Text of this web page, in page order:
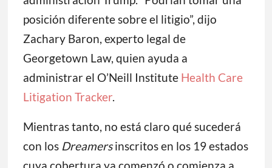
posición diferente sobre el litigio”, dijo
Zachary Baron, experto legal de
Georgetown Law, quien ayuda a
administrar el O’Neill Institute Health Care
Litigation Tracker.
Mientras tanto, no está claro qué sucederá
con losDreamersinscritos en los 19 estados